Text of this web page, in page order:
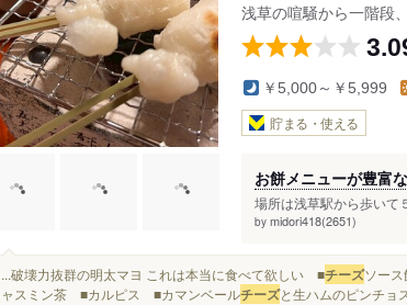
浅草の喧騒から一階段
￥5,000～￥5,999
貯まる・使える
お餅メニューが豊富
場所は浅草駅から歩いて
by midori418(2651)
...破壊力抜群の明太マヨ これは本当に食べて欲しい ■チーズソース
ャスミン茶 ■カルピス ■カマンベールチーズと生ハムのピンチョ